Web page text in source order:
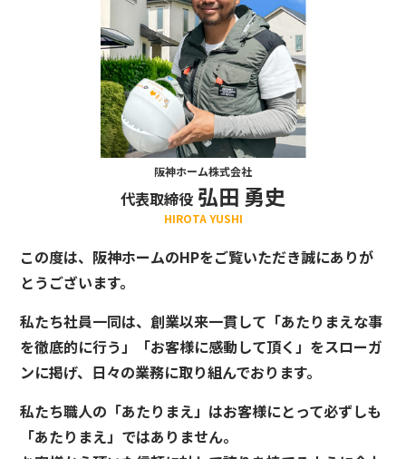
阪神ホーム株式会社
代表取締役 弘田 勇史
HIROTA YUSHI
この度は、阪神ホームのHPをご覧いただき誠にありが
とうございます。
私たち社員一同は、創業以来一貫して「あたりまえな事
を徹底的に行う」「お客様に感動して頂く」をスローガ
ンに掲げ、日々の業務に取り組んでおります。
私たち職人の「あたりまえ」はお客様にとって必ずしも
「あたりまえ」ではありません。